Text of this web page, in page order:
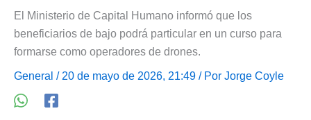
El Ministerio de Capital Humano informó que los
beneficiarios de bajo podrá particular en un curso para
formarse como operadores de drones.
General / 20 de mayo de 2026, 21:49 / Por Jorge Coyle